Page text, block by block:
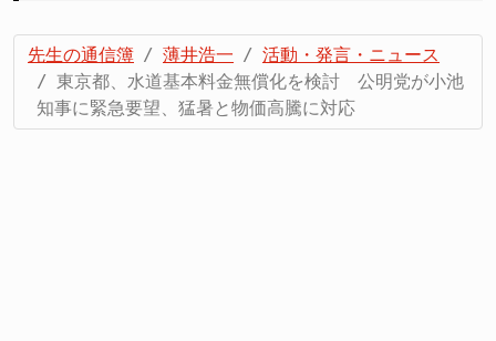
先生の通信簿 薄井浩一
活動・発言・ニュース
東京都、水道基本料金無償化を検討 公明党が小池
知事に緊急要望、猛暑と物価高騰に対応